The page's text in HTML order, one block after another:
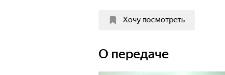
Хочу посмотреть
О передаче